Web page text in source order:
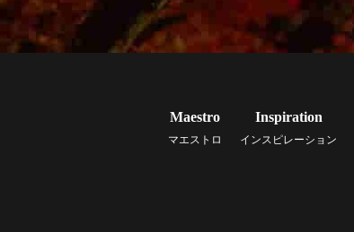
Maestro
マエストロ
Inspiration
インスピレーション